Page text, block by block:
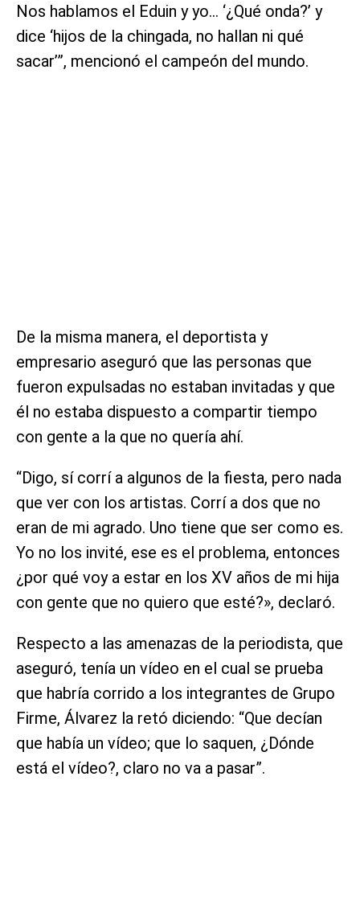
Nos hablamos el Eduin y yo… ‘¿Qué onda?’ y
dice ‘hijos de la chingada, no hallan ni qué
sacar’”, mencionó el campeón del mundo.
De la misma manera, el deportista y
empresario aseguró que las personas que
fueron expulsadas no estaban invitadas y que
él no estaba dispuesto a compartir tiempo
con gente a la que no quería ahí.
“Digo, sí corrí a algunos de la fiesta, pero nada
que ver con los artistas. Corrí a dos que no
eran de mi agrado. Uno tiene que ser como es.
Yo no los invité, ese es el problema, entonces
¿por qué voy a estar en los XV años de mi hija
con gente que no quiero que esté?», declaró.
Respecto a las amenazas de la periodista, que
aseguró, tenía un vídeo en el cual se prueba
que habría corrido a los integrantes de Grupo
Firme, Álvarez la retó diciendo: “Que decían
que había un vídeo; que lo saquen, ¿Dónde
está el vídeo?, claro no va a pasar”.